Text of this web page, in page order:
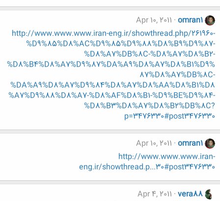
omran1
Apr 10, 2011
http://www.www.www.iran-eng.ir/showthread.php/261960-
%D9%85%D8%AC%D9%85%D9%88%D8%B9%D9%87-
%D8%A7%DB%8C-%D8%A7%D8%B2-
%D8%B4%D8%A7%D9%87%DA%A9%D8%A7%D8%B1%D9%
87%D8%A7%DB%8C-
%DA%A9%D8%A7%D9%84%D8%A7%D8%AA%D8%B1%D8
%A7%D9%88%D8%A7-%D8%AF%D8%B1-%D9%BE%D9%84-
%D8%B3%D8%A7%D8%B2%DB%8C?
p=3476330#post3476330
omran1
Apr 10, 2011
http://www.www.www.iran-
eng.ir/showthread.p...30#post3476330
vera88
Apr 4, 2011